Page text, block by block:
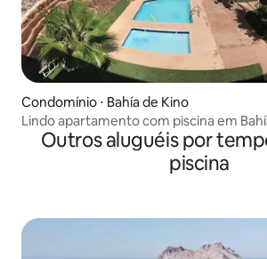
Condomínio ⋅ Bahía de Kino
Lindo apartamento com piscina em
Outros aluguéis por
piscina